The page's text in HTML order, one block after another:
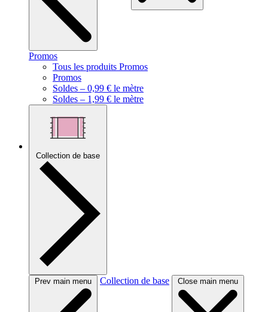
Promos
Tous les produits Promos
Promos
Soldes – 0,99 € le mètre
Soldes – 1,99 € le mètre
Collection de base
Prev main menu Collection de base Close main menu